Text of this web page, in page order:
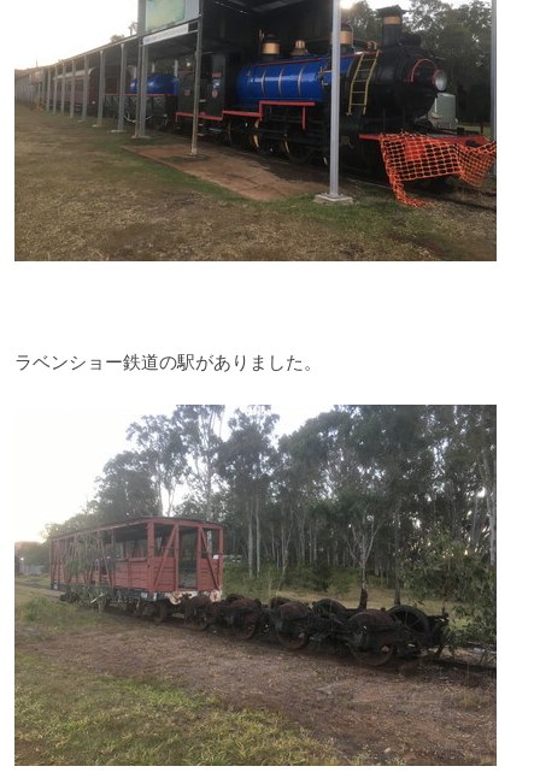
ラベンショー鉄道の駅がありました。